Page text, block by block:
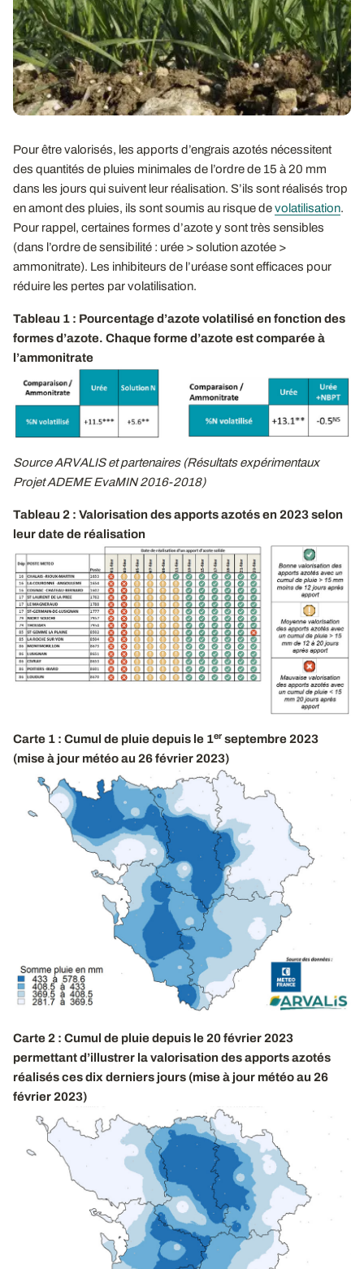
Pour être valorisés, les apports d’engrais azotés nécessitent
des quantités de pluies minimales de l’ordre de 15 à 20 mm
dans les jours qui suivent leur réalisation. S’ils sont réalisés trop
en amont des pluies, ils sont soumis au risque devolatilisation.
Pour rappel, certaines formes d’azote y sont très sensibles
(dans l’ordre de sensibilité : urée > solution azotée >
ammonitrate). Les inhibiteurs de l’uréase sont efficaces pour
réduire les pertes par volatilisation.
Tableau 1 : Pourcentage d’azote volatilisé en fonction des
formes d’azote. Chaque forme d’azote est comparée à
l’ammonitrate
Source ARVALIS et partenaires (Résultats expérimentaux
Projet ADEME EvaMIN 2016-2018)
Tableau 2 : Valorisation des apports azotés en 2023 selon
leur date de réalisation
Carte 1 : Cumul de pluie depuis le 1er septembre 2023
(mise à jour météo au 26 février 2023)
Carte 2 : Cumul de pluie depuis le 20 février 2023
permettant d’illustrer la valorisation des apports azotés
réalisés ces dix derniers jours (mise à jour météo au 26
février 2023)